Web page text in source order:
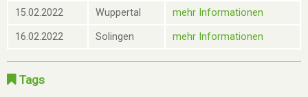
15.02.2022 Wuppertal mehr Informationen
16.02.2022 Solingen mehr Informationen
Tags